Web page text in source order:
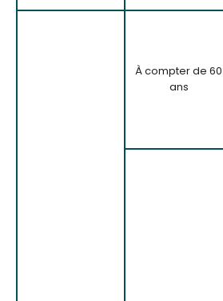
À compter de 60
ans